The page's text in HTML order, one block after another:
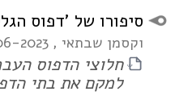
מצגת:
סיפורו של 'דפוס
וקסמן שבתאי , 06-2023
PDF חלוצי הדפוס
למקם את בתי